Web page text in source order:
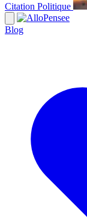
Citation Politique
Blog